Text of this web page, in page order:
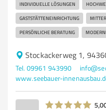
INDIVIDUELLE LÖSUNGEN
GASTSTÄTTENEINRICHTUNG
PERSÖNLICHE BERATUNG
Stockackerweg 1,
Tel. 09961 943990
www.seebauer-